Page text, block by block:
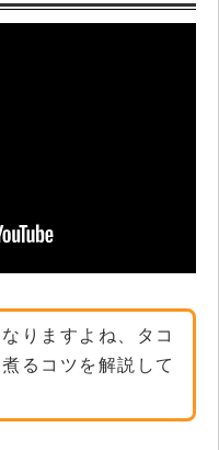
りますよね、タコ
るコツを解説して